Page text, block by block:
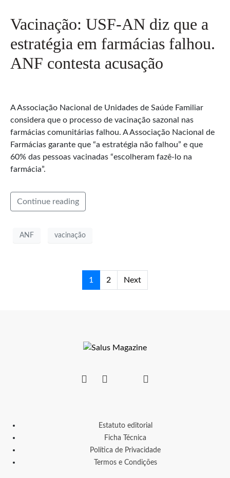
Vacinação: USF-AN diz que a
estratégia em farmácias falhou.
ANF contesta acusação
A Associação Nacional de Unidades de Saúde Familiar
considera que o processo de vacinação sazonal nas
farmácias comunitárias falhou. A Associação Nacional de
Farmácias garante que “a estratégia não falhou” e que
60% das pessoas vacinadas “escolheram fazê-lo na
farmácia”.
Continue reading
ANF vacinação
1 2 Next
Estatuto editorial
Ficha Técnica
Política de Privacidade
Termos e Condições